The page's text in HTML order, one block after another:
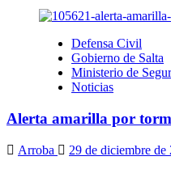
sobre
amarilla
por
tormentas
para
valles
zonas
Defensa Civil
Gobierno de Salta
Ministerio de
Noticias
Alerta amarilla por
Arroba 29 de diciembre de